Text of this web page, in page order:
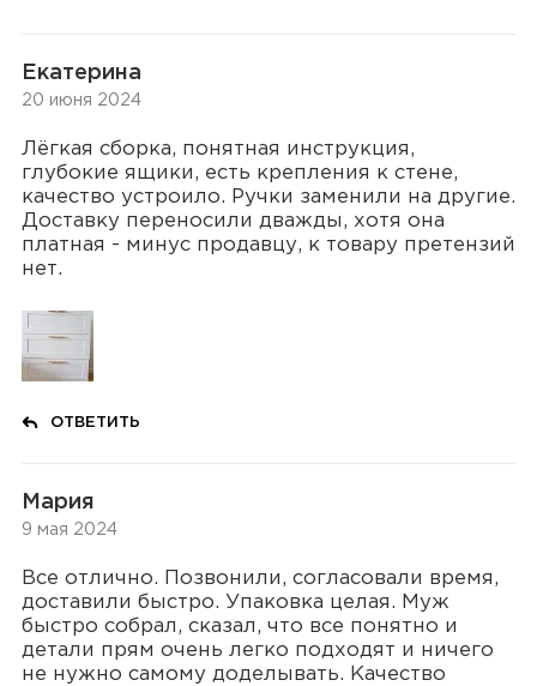
Екатерина
20 июня 2024
Лёгкая сборка, понятная инструкция,
глубокие ящики, есть крепления к стене,
качество устроило. Ручки заменили на другие.
Доставку переносили дважды, хотя она
платная - минус продавцу, к товару претензий
нет.
ОТВЕТИТЬ
Мария
9 мая 2024
Все отлично. Позвонили, согласовали время,
доставили быстро. Упаковка целая. Муж
быстро собрал, сказал, что все понятно и
детали прям очень легко подходят и ничего
не нужно самому доделывать. Качество